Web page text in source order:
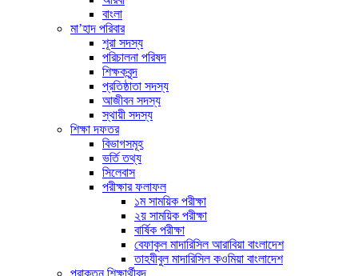
বাংলা
মা’হাদ পরিবার
শূরা সদস্য
পরিচালনা পরিষদ
শিক্ষকবৃন্দ
প্রতিষ্ঠাতা সদস্য
আজীবন সদস্য
স্থায়ী সদস্য
শিক্ষা দফতর
বিভাগসমূহ
ভর্তি তথ্য
সিলেবাস
পরীক্ষার ফলাফল
১ম সাময়িক পরীক্ষা
২য় সাময়িক পরীক্ষা
বার্ষিক পরীক্ষা
বেফাকুল মাদারিসিল আরাবিয়া বাংলাদেশ
তাহযীবুল মাদারিসিল কওমিয়া বাংলাদেশ
প্রাক্তন শিক্ষার্থীবৃন্দ